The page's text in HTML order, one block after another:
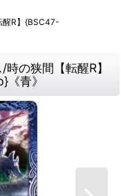
醒R】{BSC47-
の狭間【転醒R】
青》